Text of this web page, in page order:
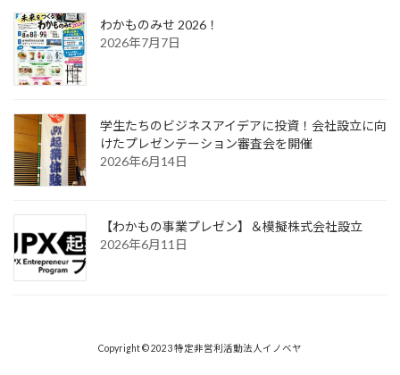
わかものみせ 2026！
2026年7月7日
学生たちのビジネスアイデアに投資！会社設立に向
けたプレゼンテーション審査会を開催
2026年6月14日
【わかもの事業プレゼン】＆模擬株式会社設立
2026年6月11日
Copyright © 2023 特定非営利活動法人イノベヤ